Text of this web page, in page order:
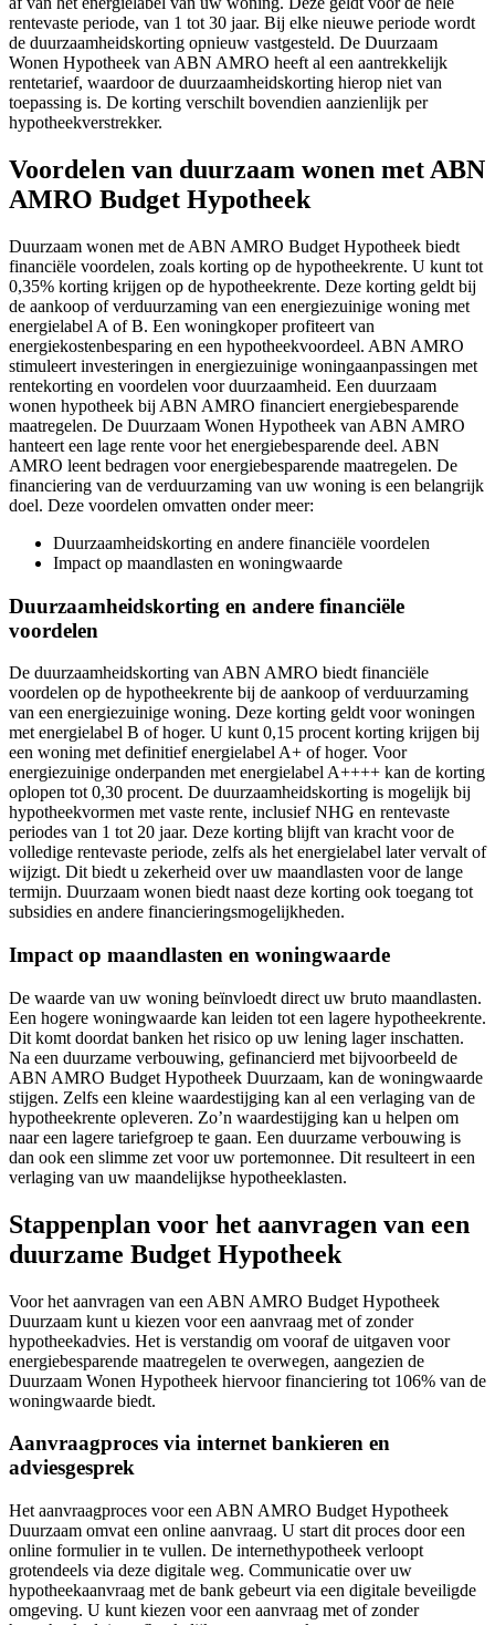
rentevaste periode, van 1 tot 30 jaar. Bij elke nieuwe periode wordt
de duurzaamheidskorting opnieuw vastgesteld. De Duurzaam
Wonen Hypotheek van ABN AMRO heeft al een aantrekkelijk
rentetarief, waardoor de duurzaamheidskorting hierop niet van
toepassing is. De korting verschilt bovendien aanzienlijk per
hypotheekverstrekker.
Voordelen van duurzaam wonen met ABN
AMRO Budget Hypotheek
Duurzaam wonen met de ABN AMRO Budget Hypotheek biedt
financiële voordelen, zoals korting op de hypotheekrente. U kunt tot
0,35% korting krijgen op de hypotheekrente. Deze korting geldt bij
de aankoop of verduurzaming van een energiezuinige woning met
energielabel A of B. Een woningkoper profiteert van
energiekostenbesparing en een hypotheekvoordeel. ABN AMRO
stimuleert investeringen in energiezuinige woningaanpassingen met
rentekorting en voordelen voor duurzaamheid. Een duurzaam
wonen hypotheek bij ABN AMRO financiert energiebesparende
maatregelen. De Duurzaam Wonen Hypotheek van ABN AMRO
hanteert een lage rente voor het energiebesparende deel. ABN
AMRO leent bedragen voor energiebesparende maatregelen. De
financiering van de verduurzaming van uw woning is een belangrijk
doel. Deze voordelen omvatten onder meer:
Duurzaamheidskorting en andere financiële voordelen
Impact op maandlasten en woningwaarde
Duurzaamheidskorting en andere financiële
voordelen
De duurzaamheidskorting van ABN AMRO biedt financiële
voordelen op de hypotheekrente bij de aankoop of verduurzaming
van een energiezuinige woning. Deze korting geldt voor woningen
met energielabel B of hoger. U kunt 0,15 procent korting krijgen bij
een woning met definitief energielabel A+ of hoger. Voor
energiezuinige onderpanden met energielabel A++++ kan de korting
oplopen tot 0,30 procent. De duurzaamheidskorting is mogelijk bij
hypotheekvormen met vaste rente, inclusief NHG en rentevaste
periodes van 1 tot 20 jaar. Deze korting blijft van kracht voor de
volledige rentevaste periode, zelfs als het energielabel later vervalt of
wijzigt. Dit biedt u zekerheid over uw maandlasten voor de lange
termijn. Duurzaam wonen biedt naast deze korting ook toegang tot
subsidies en andere financieringsmogelijkheden.
Impact op maandlasten en woningwaarde
De waarde van uw woning beïnvloedt direct uw bruto maandlasten.
Een hogere woningwaarde kan leiden tot een lagere hypotheekrente.
Dit komt doordat banken het risico op uw lening lager inschatten.
Na een duurzame verbouwing, gefinancierd met bijvoorbeeld de
ABN AMRO Budget Hypotheek Duurzaam, kan de woningwaarde
stijgen. Zelfs een kleine waardestijging kan al een verlaging van de
hypotheekrente opleveren. Zo’n waardestijging kan u helpen om
naar een lagere tariefgroep te gaan. Een duurzame verbouwing is
dan ook een slimme zet voor uw portemonnee. Dit resulteert in een
verlaging van uw maandelijkse hypotheeklasten.
Stappenplan voor het aanvragen van een
duurzame Budget Hypotheek
Voor het aanvragen van een ABN AMRO Budget Hypotheek
Duurzaam kunt u kiezen voor een aanvraag met of zonder
hypotheekadvies. Het is verstandig om vooraf de uitgaven voor
energiebesparende maatregelen te overwegen, aangezien de
Duurzaam Wonen Hypotheek hiervoor financiering tot 106% van de
woningwaarde biedt.
Aanvraagproces via internet bankieren en
adviesgesprek
Het aanvraagproces voor een ABN AMRO Budget Hypotheek
Duurzaam omvat een online aanvraag. U start dit proces door een
online formulier in te vullen. De internethypotheek verloopt
grotendeels via deze digitale weg. Communicatie over uw
hypotheekaanvraag met de bank gebeurt via een digitale beveiligde
omgeving. U kunt kiezen voor een aanvraag met of zonder